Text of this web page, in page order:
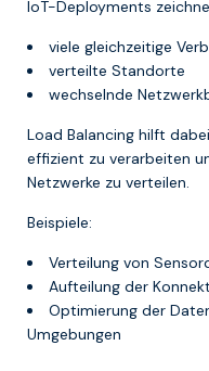
IoT-Deployments
viele gleichzeitige
verteilte Standorte
wechselnde
Load Balancing hilft
effizient zu verarbeiten
Netzwerke zu verteilen.
Beispiele:
Verteilung von
Aufteilung der
Optimierung der
Umgebungen